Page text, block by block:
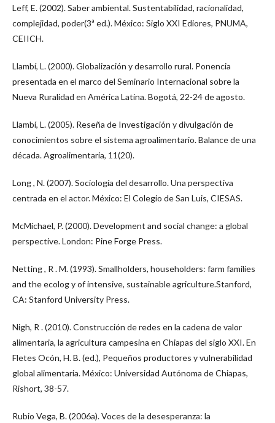
Leff, E. (2002). Saber ambiental. Sustentabilidad, racionalidad,
complejidad, poder(3ª ed.). México: Siglo XXI Ediores, PNUMA,
CEIICH.
Llambí, L. (2000). Globalización y desarrollo rural. Ponencia
presentada en el marco del Seminario Internacional sobre la
Nueva Ruralidad en América Latina. Bogotá, 22-24 de agosto.
Llambí, L. (2005). Reseña de Investigación y divulgación de
conocimientos sobre el sistema agroalimentario. Balance de una
década. Agroalimentaria, 11(20).
Long , N. (2007). Sociología del desarrollo. Una perspectiva
centrada en el actor. México: El Colegio de San Luis, CIESAS.
McMichael, P. (2000). Development and social change: a global
perspective. London: Pine Forge Press.
Netting , R . M. (1993). Smallholders, householders: farm families
and the ecolog y of intensive, sustainable agriculture.Stanford,
CA: Stanford University Press.
Nigh, R . (2010). Construcción de redes en la cadena de valor
alimentaria, la agricultura campesina en Chiapas del siglo XXI. En
Fletes Ocón, H. B. (ed.), Pequeños productores y vulnerabilidad
global alimentaria. México: Universidad Autónoma de Chiapas,
Rishort, 38-57.
Rubio Vega, B. (2006a). Voces de la desesperanza: la